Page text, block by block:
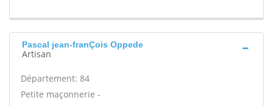
Pascal jean-franÇois Oppede
Artisan
Département: 84
Petite maçonnerie -